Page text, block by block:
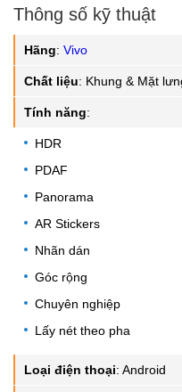
Thông số kỹ thuật
Hãng: Vivo
Chất liệu: Khung & Mặt
Tính năng:
HDR
PDAF
Panorama
AR Stickers
Nhãn dán
Góc rộng
Chuyên nghiệp
Lấy nét theo pha
Loại điện thoại: Android